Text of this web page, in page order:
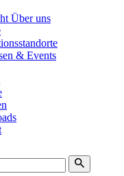
Über uns
& Events